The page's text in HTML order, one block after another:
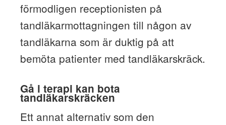
förmodligen receptionisten på
tandläkarmottagningen till någon av
tandläkarna som är duktig på att
bemöta patienter med tandläkarskräck.
Gå i terapi kan bota
tandläkarskräcken
Ett annat alternativ som den